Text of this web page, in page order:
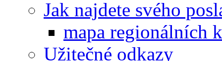
Jak najdete svého
mapa regionálních
Užitečné odkazy